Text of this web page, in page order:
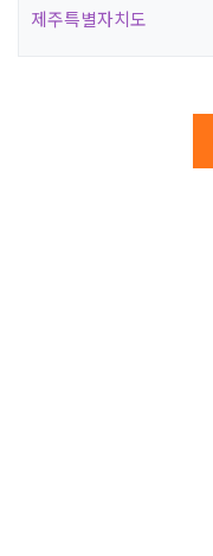
제주특별자치도